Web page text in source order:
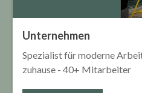
Unternehmen
Spezialist für moderne
zuhause - 40+ Mitarbeiter